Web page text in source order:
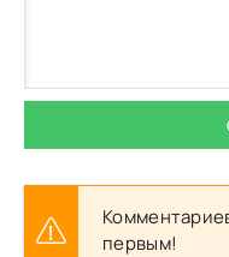
первым!